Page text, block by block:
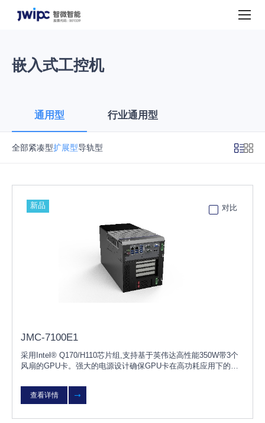
嵌入式工控机
通用型 行业通用型
全部紧凑型扩展型导轨型
新品 对比
JMC-7100E1
采用Intel® Q170/H110芯片组,支持基于英伟达高性能350W带3个
风扇的GPU卡。强大的电源设计确保GPU卡在高功耗应用下的可
查看详情